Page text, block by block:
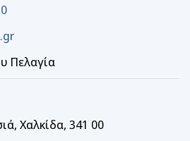
Πελαγία
Χαλκίδα, 341 00